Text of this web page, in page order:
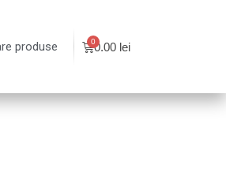
produse 0.00 lei